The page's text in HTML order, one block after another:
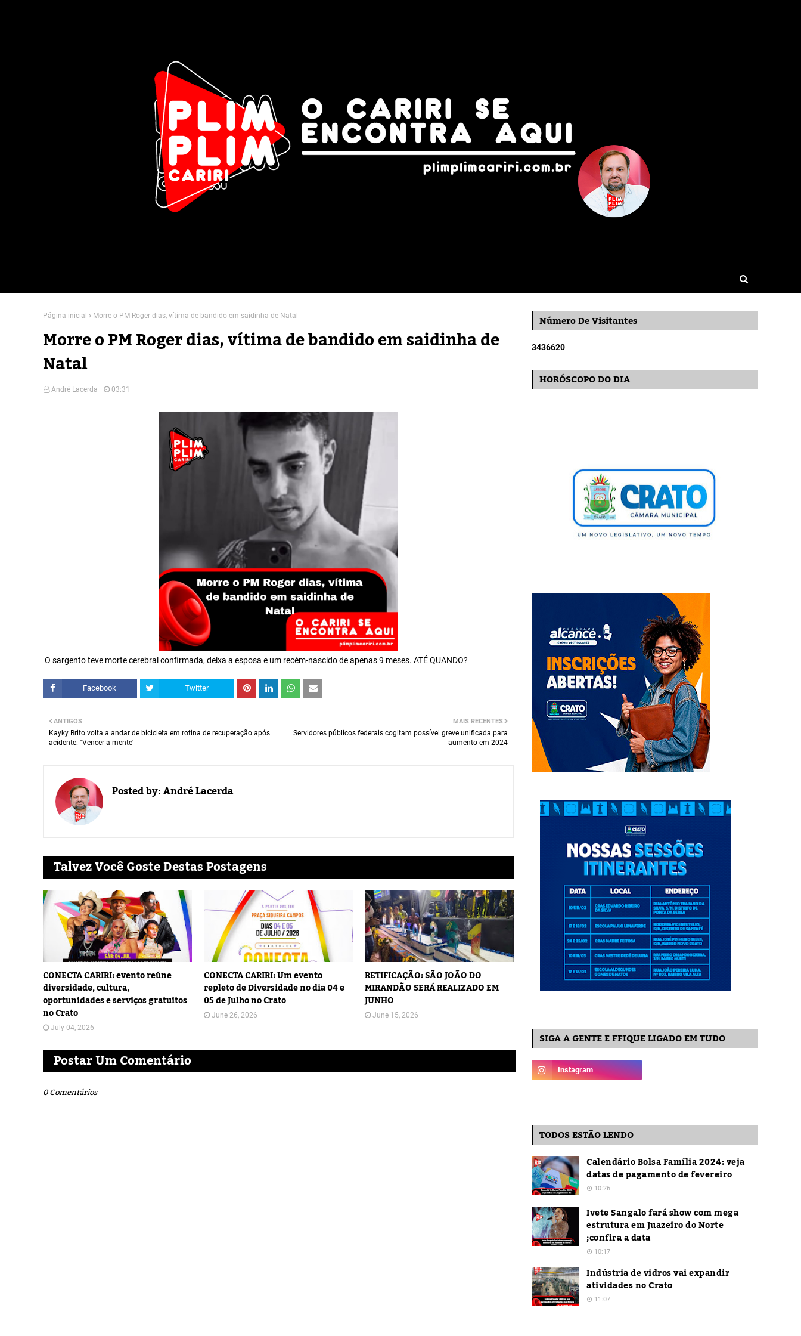
Página inicial Morre o PM Roger dias, vítima de bandido em saidinha de Natal
Morre o PM Roger dias, vítima de bandido em saidinha de
Natal
André Lacerda 03:31
O sargento teve morte cerebral confirmada, deixa a esposa e um recém-nascido de apenas 9 meses. ATÉ QUANDO?
Facebook Twitter
MAIS RECENTES
Servidores públicos federais cogitam possível greve unificada para
aumento em 2024
ANTIGOS
Kayky Brito volta a andar de bicicleta em rotina de recuperação após
acidente: "Vencer a mente'
Posted by:André Lacerda
Talvez Você Goste Destas Postagens
CONECTA CARIRI: evento reúne
diversidade, cultura,
oportunidades e serviços gratuitos
no Crato
July 04, 2026
CONECTA CARIRI: Um evento
repleto de Diversidade no dia 04 e
05 de Julho no Crato
June 26, 2026
RETIFICAÇÃO: SÃO JOÃO DO
MIRANDÃO SERÁ REALIZADO EM
JUNHO
June 15, 2026
Postar Um Comentário
0 Comentários
Número De Visitantes
3436620
HORÓSCOPO DO DIA
SIGA A GENTE E FFIQUE LIGADO EM TUDO
TODOS ESTÃO LENDO
Calendário Bolsa Família 2024: veja
datas de pagamento de fevereiro
10:26
Ivete Sangalo fará show com mega
estrutura em Juazeiro do Norte
;confira a data
10:17
Indústria de vidros vai expandir
atividades no Crato
11:07